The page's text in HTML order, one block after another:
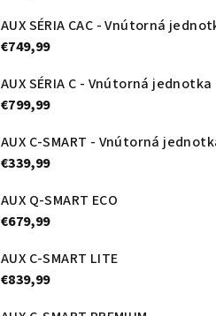
AUX SÉRIA CAC - Vnútorná
€749,99
AUX SÉRIA C - Vnútorná jednotka
€799,99
AUX C-SMART - Vnútorná
€339,99
AUX Q-SMART ECO
€679,99
AUX C-SMART LITE
€839,99